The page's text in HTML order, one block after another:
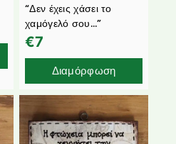
“Δεν έχεις χάσει το
χαμόγελό σου…”
€7
Διαμόρφωση